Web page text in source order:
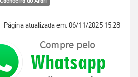
Página atualizada em: 06/11/2025 15:28